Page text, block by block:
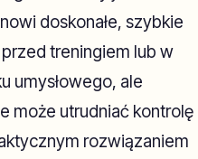
doskonałe, szybkie
treningiem lub w
umysłowego, ale
może utrudniać kontrolę
rozwiązaniem